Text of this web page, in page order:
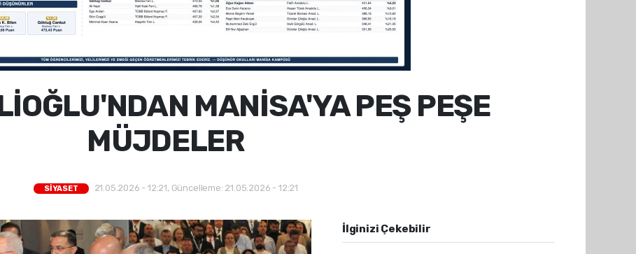
MANİSA'YA PEŞ PEŞE
MÜJDELER
SİYASET 21.05.2026 - 12:21, Güncelleme: 21.05.2026 - 12:21
İlginizi Çekebilir